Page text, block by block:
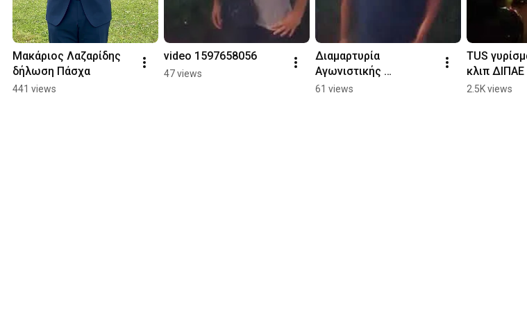
Μακάριος Λαζαρίδης
δήλωση Πάσχα
441 views
video 1597658056
47 views
Διαμαρτυρία
Αγωνιστικής
Συσπείρωσης
61 views
TUS
κλιπ
20-6-2020
2.5K views